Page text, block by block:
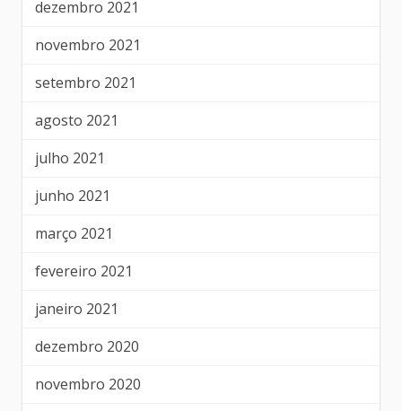
dezembro 2021
novembro 2021
setembro 2021
agosto 2021
julho 2021
junho 2021
março 2021
fevereiro 2021
janeiro 2021
dezembro 2020
novembro 2020